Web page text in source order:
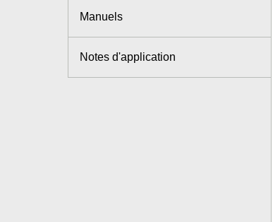
Manuels
Notes d'application